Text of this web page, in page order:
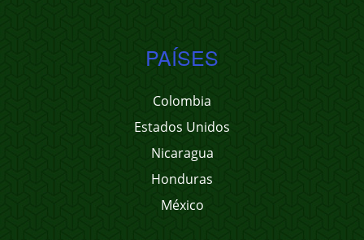
PAÍSES
Colombia
Estados Unidos
Nicaragua
Honduras
México